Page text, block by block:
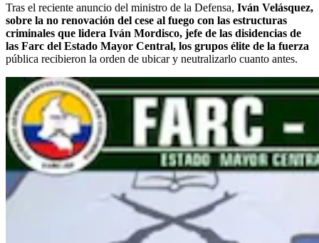
Tras el reciente anuncio del ministro de la Defensa, Iván Velásquez,
sobre la no renovación del cese al fuego con las estructuras
criminales que lidera Iván Mordisco, jefe de las disidencias de
las Farc del Estado Mayor Central, los grupos élite de la fuerza
pública recibieron la orden de ubicar y neutralizarlo cuanto antes.